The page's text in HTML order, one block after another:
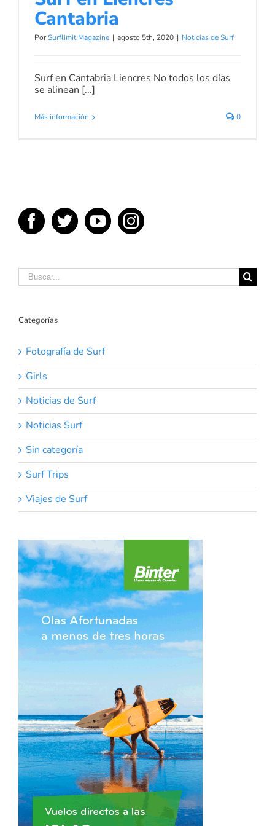
Cantabria
PorSurflimit Magazine | agosto 5th, 2020 | Noticias de Surf
Surf en Cantabria Liencres No todos los días
se alinean [...]
Más información 0
Buscar:
Categorías
Fotografía de Surf
Girls
Noticias de Surf
Noticias Surf
Sin categoría
Surf Trips
Viajes de Surf